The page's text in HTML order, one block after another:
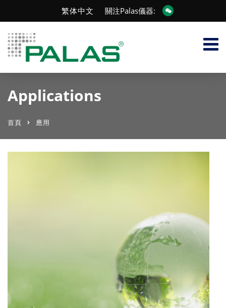
繁体中文 關注Palas儀器:
Applications
首頁 應用